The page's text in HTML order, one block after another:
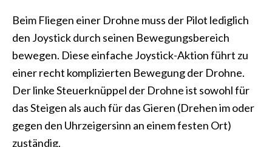
Beim Fliegen einer Drohne muss der Pilot lediglich
den Joystick durch seinen Bewegungsbereich
bewegen. Diese einfache Joystick-Aktion führt zu
einer recht komplizierten Bewegung der Drohne.
Der linke Steuerknüppel der Drohne ist sowohl für
das Steigen als auch für das Gieren (Drehen im oder
gegen den Uhrzeigersinn an einem festen Ort)
zuständig.